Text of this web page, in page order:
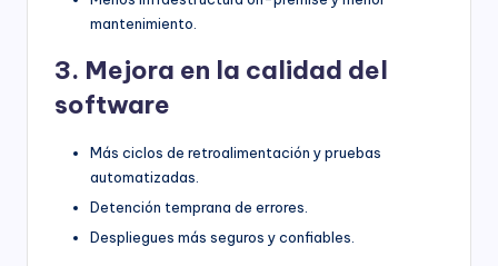
mantenimiento.
3. Mejora en la calidad del
software
Más ciclos de retroalimentación y pruebas
automatizadas.
Detención temprana de errores.
Despliegues más seguros y confiables.